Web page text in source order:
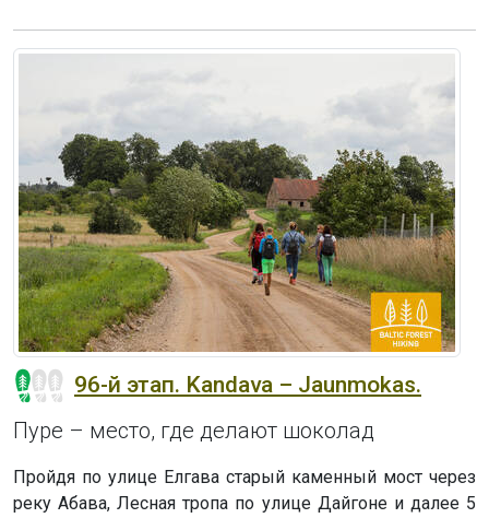
96-й этап. Kandava – Jaunmokas.
Пуре – место, где делают шоколад
Пройдя по улице Елгава старый каменный мост через
реку Абава, Лесная тропа по улице Дайгоне и далее 5